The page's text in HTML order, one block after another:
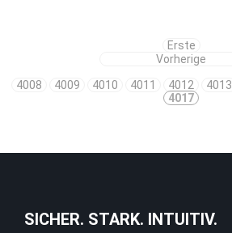
Erste
Vorherige
4008
4009 4010 4011 4012 4013
4017
SICHER. STARK. INTUITIV.